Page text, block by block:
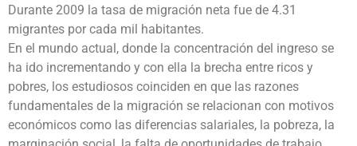
Durante 2009 la tasa de migración neta fue de 4.31
migrantes por cada mil habitantes.
En el mundo actual, donde la concentración del ingreso se
ha ido incrementando y con ella la brecha entre ricos y
pobres, los estudiosos coinciden en que las razones
fundamentales de la migración se relacionan con motivos
económicos como las diferencias salariales, la pobreza, la